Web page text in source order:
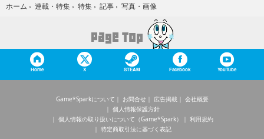
ホーム › 連載・特集 › 特集 › 記事 › 写真・画像
Home X STEAM Facebook YouTube
Game*Sparkについて お問合せ 広告掲載
会社概要
個人情報保護方針
個人情報の取り扱いについて（Game*Spark）
利用規約
特定商取引法に基づく表記